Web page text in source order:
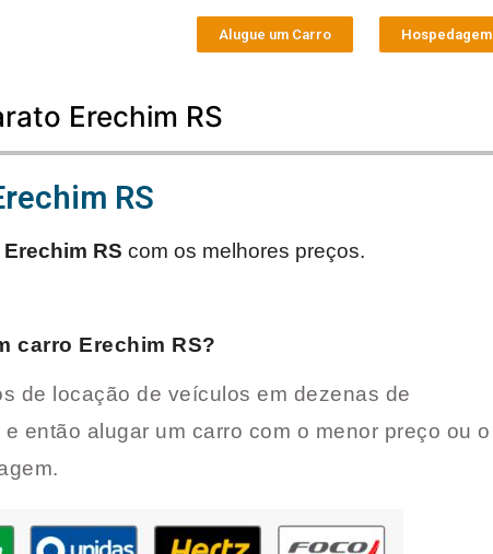
Alugue um Carro Hospedagem
Erechim RS
RS
Erechim RS com os melhores preços.
carro Erechim RS?
de locação de veículos em dezenas de
e então alugar um carro com o menor preço ou o